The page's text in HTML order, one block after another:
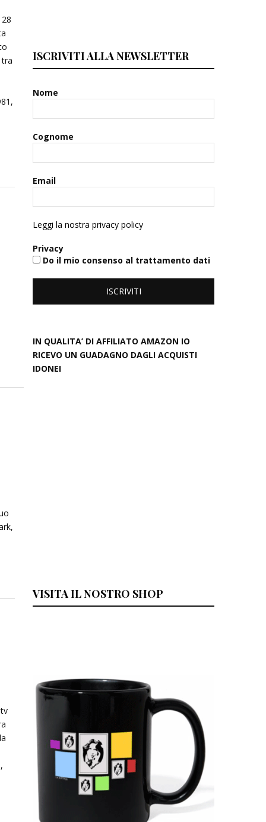
ISCRIVITI ALLA NEWSLETTER
Nome
Cognome
Email
Leggi la nostra privacy policy
Privacy
Do il mio consenso al trattamento dati
IN QUALITA’ DI AFFILIATO AMAZON IO
RICEVO UN GUADAGNO DAGLI ACQUISTI
IDONEI
VISITA IL NOSTRO SHOP